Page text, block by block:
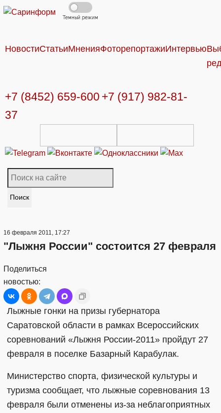
Темный режим
НовостиСтатьиМненияФоторепортажиИнтервью
+7 (8452) 659-600 +7 (917) 982-81-
37
Поиск
16 февраля 2011, 17:27
"Лыжня России" состоится 27 февраля
Поделиться
новостью:
Лыжные гонки на призы губернатора
Саратовской области в рамках Всероссийских
соревнований «Лыжня России-2011» пройдут 27
февраля в поселке Базарный Карабулак.
Министерство спорта, физической культуры и
туризма сообщает, что лыжные соревнования 13
февраля были отменены из-за неблагоприятных